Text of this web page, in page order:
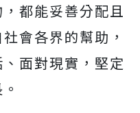
都能妥善分配且
會各界的幫助，
面對現實，堅定